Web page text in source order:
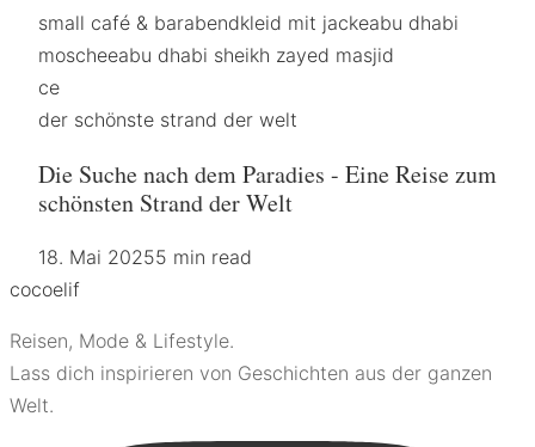
small café & barabendkleid mit jackeabu dhabi
moscheeabu dhabi sheikh zayed masjid
ce
der schönste strand der welt
Die Suche nach dem Paradies - Eine Reise zum
schönsten Strand der Welt
18. Mai 20255 min read
cocoelif
Reisen, Mode & Lifestyle.
Lass dich inspirieren von Geschichten aus der ganzen
Welt.